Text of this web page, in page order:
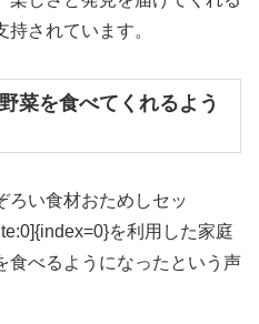
されています。
菜を食べてくれるよう
ろい食材おためしセッ
を利用した家庭
食べるようになったという声